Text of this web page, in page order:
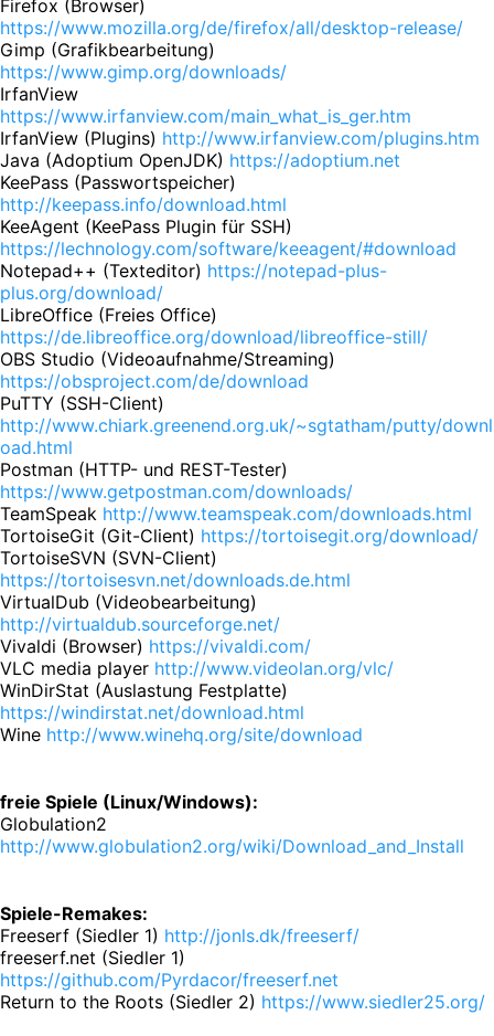
Firefox (Browser)
https://www.mozilla.org/de/firefox/all/desktop-release/
Gimp (Grafikbearbeitung)
https://www.gimp.org/downloads/
IrfanView
https://www.irfanview.com/main_what_is_ger.htm
IrfanView (Plugins) http://www.irfanview.com/plugins.htm
Java (Adoptium OpenJDK) https://adoptium.net
KeePass (Passwortspeicher)
http://keepass.info/download.html
KeeAgent (KeePass Plugin für SSH)
https://lechnology.com/software/keeagent/#download
Notepad++ (Texteditor) https://notepad-plus-
plus.org/download/
LibreOffice (Freies Office)
https://de.libreoffice.org/download/libreoffice-still/
OBS Studio (Videoaufnahme/Streaming)
https://obsproject.com/de/download
PuTTY (SSH-Client)
http://www.chiark.greenend.org.uk/~sgtatham/putty/downl
oad.html
Postman (HTTP- und REST-Tester)
https://www.getpostman.com/downloads/
TeamSpeak http://www.teamspeak.com/downloads.html
TortoiseGit (Git-Client) https://tortoisegit.org/download/
TortoiseSVN (SVN-Client)
https://tortoisesvn.net/downloads.de.html
VirtualDub (Videobearbeitung)
http://virtualdub.sourceforge.net/
Vivaldi (Browser) https://vivaldi.com/
VLC media player http://www.videolan.org/vlc/
WinDirStat (Auslastung Festplatte)
https://windirstat.net/download.html
Wine http://www.winehq.org/site/download
freie Spiele (Linux/Windows):
Globulation2
http://www.globulation2.org/wiki/Download_and_Install
Spiele-Remakes:
Freeserf (Siedler 1) http://jonls.dk/freeserf/
freeserf.net (Siedler 1)
https://github.com/Pyrdacor/freeserf.net
Return to the Roots (Siedler 2) https://www.siedler25.org/